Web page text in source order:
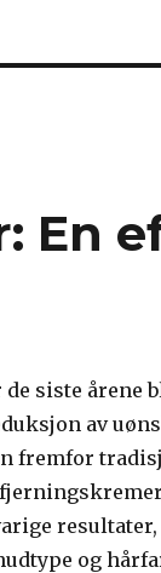
En
siste årene
av
fremfor
og